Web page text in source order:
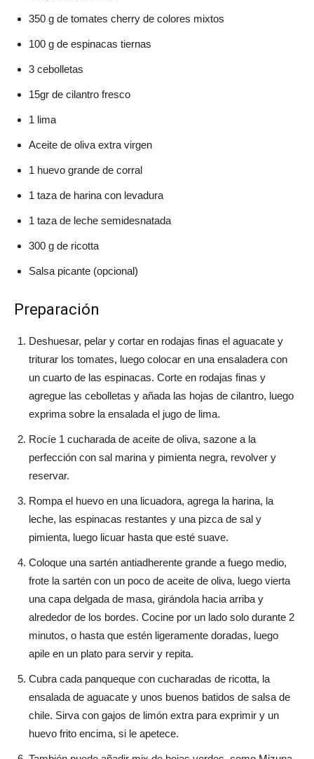
350 g de tomates cherry de colores mixtos
100 g de espinacas tiernas
3 cebolletas
15gr de cilantro fresco
1 lima
Aceite de oliva extra virgen
1 huevo grande de corral
1 taza de harina con levadura
1 taza de leche semidesnatada
300 g de ricotta
Salsa picante (opcional)
Preparación
Deshuesar, pelar y cortar en rodajas finas el aguacate y
triturar los tomates, luego colocar en una ensaladera con
un cuarto de las espinacas. Corte en rodajas finas y
agregue las cebolletas y añada las hojas de cilantro, luego
exprima sobre la ensalada el jugo de lima.
Rocíe 1 cucharada de aceite de oliva, sazone a la
perfección con sal marina y pimienta negra, revolver y
reservar.
Rompa el huevo en una licuadora, agrega la harina, la
leche, las espinacas restantes y una pizca de sal y
pimienta, luego licuar hasta que esté suave.
Coloque una sartén antiadherente grande a fuego medio,
frote la sartén con un poco de aceite de oliva, luego vierta
una capa delgada de masa, girándola hacia arriba y
alrededor de los bordes. Cocine por un lado solo durante 2
minutos, o hasta que estén ligeramente doradas, luego
apile en un plato para servir y repita.
Cubra cada panqueque con cucharadas de ricotta, la
ensalada de aguacate y unos buenos batidos de salsa de
chile. Sirva con gajos de limón extra para exprimir y un
huevo frito encima, si le apetece.